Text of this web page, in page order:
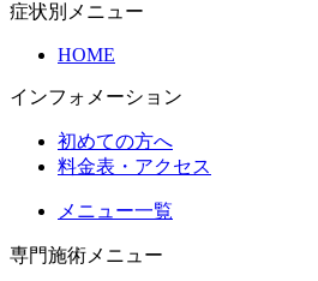
症状別メニュー
HOME
インフォメーション
初めての方へ
料金表・アクセス
メニュー一覧
専門施術メニュー